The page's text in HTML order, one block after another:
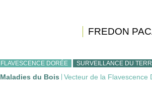
FREDON
FLAVESCENCE DORÉE SURVEILLANCE DU
Maladies du Bois Vecteur de la Flavescence